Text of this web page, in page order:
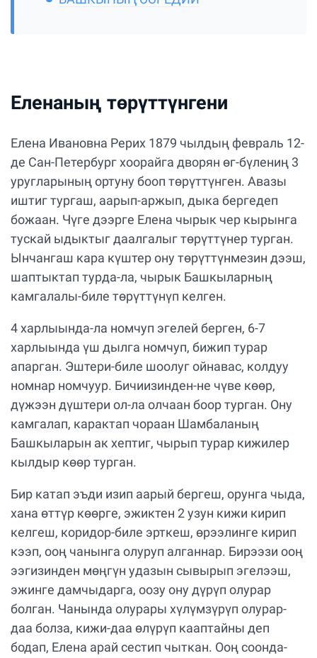
Еленаның төрүттүнгени
Елена Ивановна Рерих 1879 чылдың февраль 12-
де Сан-Петербург хоорайга дворян өг-бүлениң 3
уругларының ортуну бооп төрүттүнген. Авазы
иштиг тургаш, аарып-аржып, дыка бергедеп
божаан. Чүге дээрге Елена чырык чер кырынга
тускай ыдыктыг даалгалыг төрүттүнер турган.
Ынчангаш кара күштер ону төрүттүнмезин дээш,
шаптыктап турда-ла, чырык Башкыларның
камгалалы-биле төрүттүнүп келген.
4 харлыында-ла номчуп эгелей берген, 6-7
харлыында үш дылга номчуп, бижип турар
апарган. Эштери-биле шоолуг ойнавас, колдуу
номнар номчуур. Бичиизинден-не чүве көөр,
дүжээн дүштери ол-ла олчаан боор турган. Ону
камгалап, карактап чораан Шамбаланың
Башкыларын ак хептиг, чырып турар кижилер
кылдыр көөр турган.
Бир катап эъди изип аарый бергеш, орунга чыда,
хана өттүр көөрге, эжиктен 2 узун кижи кирип
келгеш, коридор-биле эрткеш, өрээлинге кирип
кээп, ооң чанынга олуруп алганнар. Бирээзи ооң
ээгизинден мөңгүн удазын сывырып эгелээш,
эжинге дамчыдарга, оозу ону дүрүп олурар
болган. Чанында олурары хүлүмзүрүп олурар-
даа болза, кижи-даа өлүрүп кааптайны деп
бодап, Елена арай сестип чыткан. Ооң соонда-